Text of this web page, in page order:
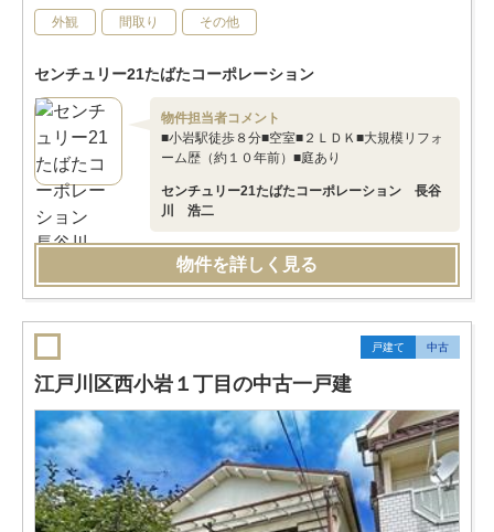
外観 間取り その他
センチュリー21たばたコーポレーション
物件担当者コメント
■小岩駅徒歩８分■空室■２ＬＤＫ■大規模リフォ
ーム歴（約１０年前）■庭あり
センチュリー21たばたコーポレーション 長谷
川 浩二
物件を詳しく見る
戸建て 中古
江戸川区西小岩１丁目の中古一戸建